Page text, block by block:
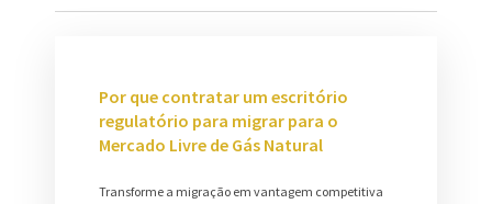
Por que contratar um escritório
regulatório para migrar para o
Mercado Livre de Gás Natural
Transforme a migração em vantagem competitiva